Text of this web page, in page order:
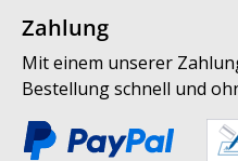
Zahlung
Mit einem unserer
Bestellung schnell und